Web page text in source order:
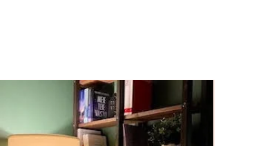
7 187x140cm Mahonki”